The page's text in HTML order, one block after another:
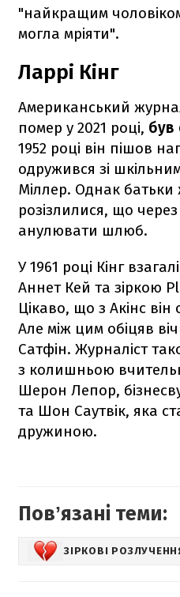
"найкращим
могла мріяти".
Ларрі Кінг
Американський
помер у 2021 році, був
1952 році він пішов
одружився зі
Міллер. Однак батьки
розізлилися, що через
анулювати шлюб.
У 1961 році Кінг
Аннет Кей та зіркою
Цікаво, що з Акінс він
Але між цим обіцяв
Сатфін. Журналіст
з колишньою
Шерон Лепор,
та Шон Саутвік, яка
дружиною.
Повʼязані теми:
ЗІРКОВІ